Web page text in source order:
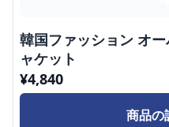
韓国ファッション オ
ャケット
¥4,840
商品の